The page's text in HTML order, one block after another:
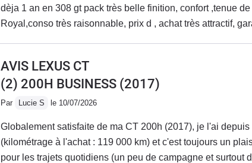
dèja 1 an en 308 gt pack très belle finition, confort ,tenue de
Royal,conso très raisonnable, prix d , achat très attractif,
AVIS LEXUS CT
(2) 200H BUSINESS (2017)
Par Lucie S le 10/07/2026
Globalement satisfaite de ma CT 200h (2017), je l'ai depuis
(kilométrage à l'achat : 119 000 km) et c'est toujours un
pour les trajets quotidiens (un peu de campagne et surtout